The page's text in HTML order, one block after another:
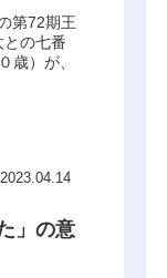
第72期王
の七番
歳）が、
2023.04.14
」の意